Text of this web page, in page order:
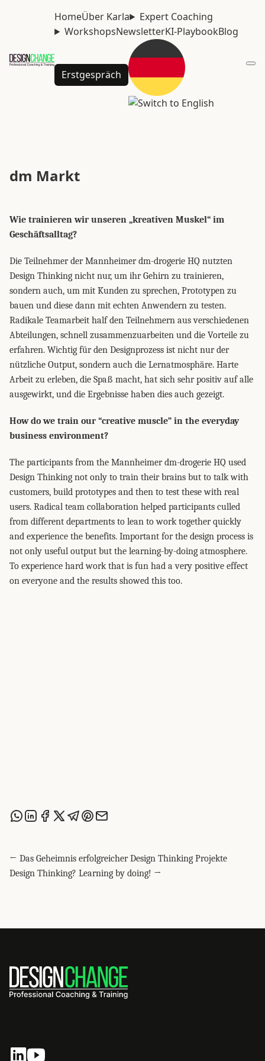
HomeÜber Karla
Expert Coaching
WorkshopsNewsletterKI-PlaybookBlog
Erstgespräch
dm Markt
Wie trainieren wir unseren „kreativen Muskel“ im
Geschäftsalltag?
Die Teilnehmer der Mannheimer dm-drogerie HQ nutzten
Design Thinking nicht nur, um ihr Gehirn zu trainieren,
sondern auch, um mit Kunden zu sprechen, Prototypen zu
bauen und diese dann mit echten Anwendern zu testen.
Radikale Teamarbeit half den Teilnehmern aus verschiedenen
Abteilungen, schnell zusammenzuarbeiten und die Vorteile zu
erfahren. Wichtig für den Designprozess ist nicht nur der
nützliche Output, sondern auch die Lernatmosphäre. Harte
Arbeit zu erleben, die Spaß macht, hat sich sehr positiv auf alle
ausgewirkt, und die Ergebnisse haben dies auch gezeigt.
How do we train our “creative muscle” in the everyday
business environment?
The participants from the Mannheimer dm-drogerie HQ used
Design Thinking not only to train their brains but to talk with
customers, build prototypes and then to test these with real
users. Radical team collaboration helped participants culled
from different departments to lean to work together quickly
and experience the benefits. Important for the design process is
not only useful output but the learning-by-doing atmosphere.
To experience hard work that is fun had a very positive effect
on everyone and the results showed this too.
← Das Geheimnis erfolgreicher Design Thinking Projekte
Design Thinking? Learning by doing! →